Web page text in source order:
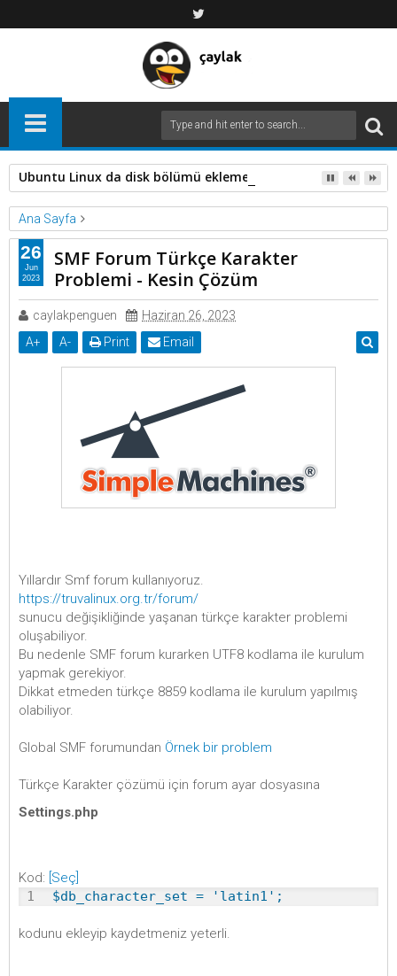
Ubuntu Linux da disk bölümü eklemek
Ana Sayfa
kesin çözüm
SMF
SMF türkçe karakter problemi
SMF Forum Türkçe Karakter Problemi - Kesin Çözüm
SMF Forum Türkçe Karakter
Problemi - Kesin Çözüm
caylakpenguen
Haziran 26, 2023
A+ A- Print Email
Yıllardır Smf forum kullanıyoruz.
https://truvalinux.org.tr/forum/
sunucu değişikliğinde yaşanan türkçe karakter problemi
oluşabiliyor.
Bu nedenle SMF forum kurarken UTF8 kodlama ile kurulum
yapmak gerekiyor.
Dikkat etmeden türkçe 8859 kodlama ile kurulum yapılmış
olabiliyor.
Global SMF forumundan Örnek bir problem
Türkçe Karakter çözümü için forum ayar dosyasına
Settings.php
Kod: [Seç]
1
$db_character_set = 'latin1';
kodunu ekleyip kaydetmeniz yeterli.
26
Jun
2023